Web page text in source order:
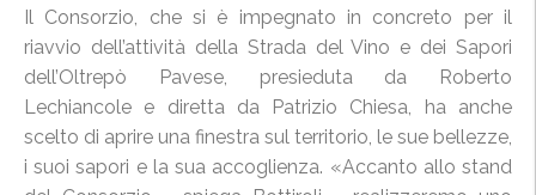
Il Consorzio, che si è impegnato in concreto per il
riavvio dell’attività della Strada del Vino e dei Sapori
dell’Oltrepò Pavese, presieduta da Roberto
Lechiancole e diretta da Patrizio Chiesa, ha anche
scelto di aprire una finestra sul territorio, le sue bellezze,
i suoi sapori e la sua accoglienza. «Accanto allo stand